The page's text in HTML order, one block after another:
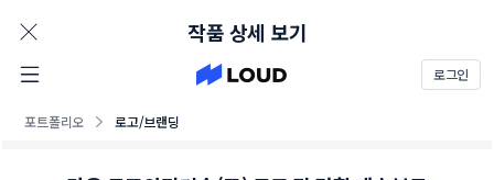
로그인
포트폴리오 로고/브랜딩
작품 상세 보기